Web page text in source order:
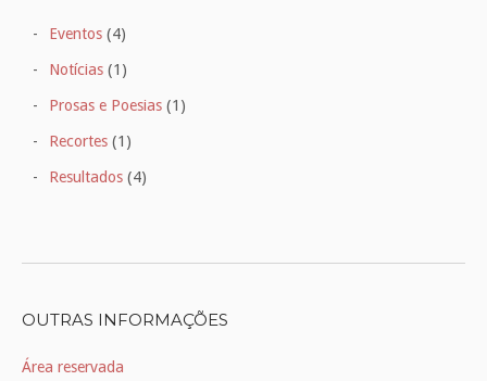
Eventos (4)
Notícias (1)
Prosas e Poesias (1)
Recortes (1)
Resultados (4)
OUTRAS INFORMAÇÕES
Área reservada